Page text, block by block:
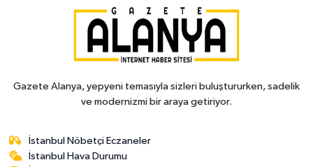
Gazete Alanya, yepyeni temasıyla sizleri buluştururken, sadelik
ve modernizmi bir araya getiriyor.
İstanbul Nöbetçi Eczaneler
İstanbul Hava Durumu